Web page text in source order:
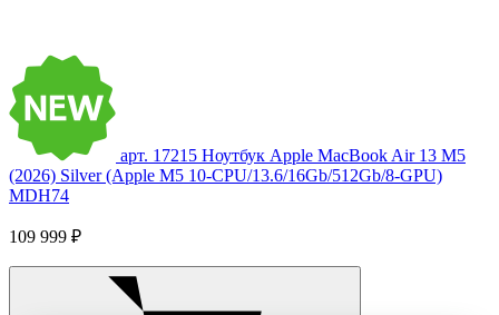
арт. 17215 Ноутбук Apple MacBook Air 13 M5
(2026) Silver (Apple M5 10-CPU/13.6/16Gb/512Gb/8-GPU)
MDH74
109 999 ₽